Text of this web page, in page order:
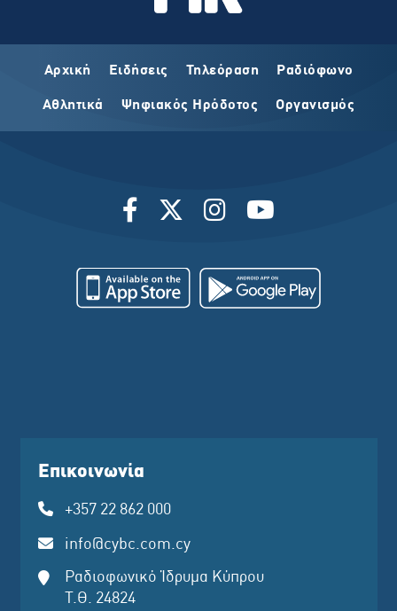
Αρχική Ειδήσεις Τηλεόραση Ραδιόφωνο
Αθλητικά Ψηφιακός Ηρόδοτος Οργανισμός
Επικοινωνία
+357 22 862 000
info@cybc.com.cy
Ραδιοφωνικό Ίδρυμα Κύπρου
Τ.Θ. 24824